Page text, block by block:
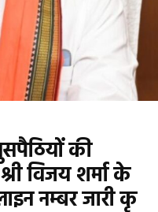
की
विजय शर्मा के
नम्बर जारी कृ